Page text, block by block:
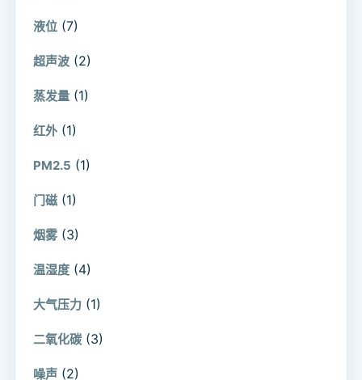
液位 (7)
超声波 (2)
蒸发量 (1)
红外 (1)
PM2.5 (1)
门磁 (1)
烟雾 (3)
温湿度 (4)
大气压力 (1)
二氧化碳 (3)
噪声 (2)